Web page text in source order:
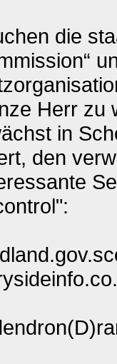
die
Herr zu
in
den